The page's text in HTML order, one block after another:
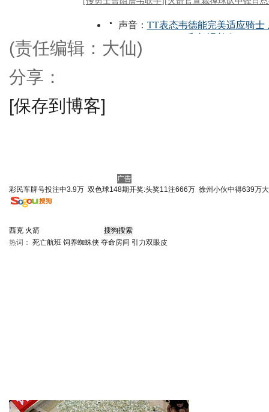
(责任编辑：大仙)
分享：
[保存到博客]
广告
彩民车牌号投注中3.9万 双色球148期开奖:头奖11注666万 徐州小伙中得639万
热词： 死亡航班 饲养蜘蛛侠 夺命房间 引力双眼皮